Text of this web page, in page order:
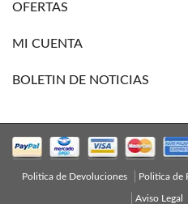
OFERTAS
MI CUENTA
BOLETIN DE NOTICIAS
Politica de Devoluciones Politica de
Aviso Legal